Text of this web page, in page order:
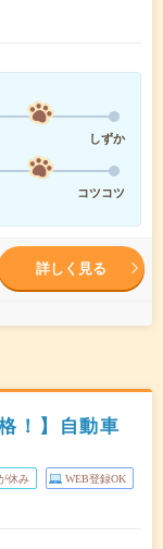
しずか
コツコツ
詳しく見る
！】自動車
休み WEB登録OK